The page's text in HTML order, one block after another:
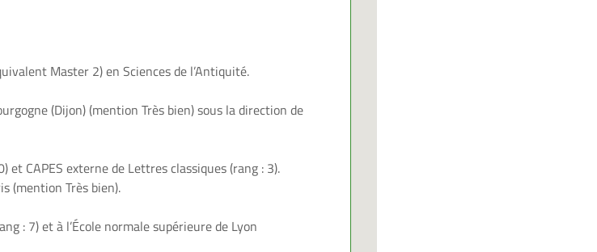
Master 2) en Sciences de l’Antiquité.
(Dijon) (mention Très bien) sous ladirection de
et CAPES externe de Lettres classiques (rang : 3).
is(mention Très bien).
: 7) et à l’École normale supérieure de Lyon